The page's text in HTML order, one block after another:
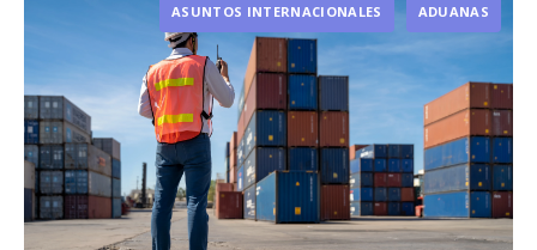
ASUNTOS INTERNACIONALES ADUANAS